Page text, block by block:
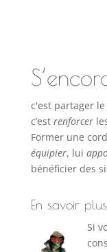
c'est partager le
c’est renforcer
Former une
équipier, lui
bénéficier des
En savoir plus…
Si